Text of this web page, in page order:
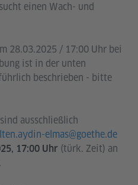
einen Wach- und
28.03.2025 / 17:00 Uhr bei
ist in der unten
beschrieben - bitte
ausschließlich
elmas@goethe.de
17:00 Uhr (türk. Zeit) an